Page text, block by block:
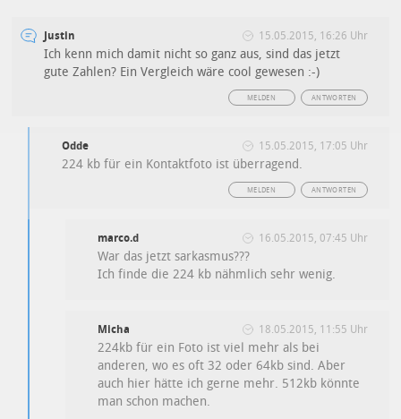
Justin 15.05.2015, 16:26 Uhr
Ich kenn mich damit nicht so ganz aus, sind das jetzt
gute Zahlen? Ein Vergleich wäre cool gewesen :-)
ANTWORTEN
MELDEN
Odde 15.05.2015, 17:05 Uhr
224 kb für ein Kontaktfoto ist überragend.
ANTWORTEN
MELDEN
marco.d 16.05.2015, 07:45 Uhr
War das jetzt sarkasmus???
Ich finde die 224 kb nähmlich sehr wenig.
Micha 18.05.2015, 11:55 Uhr
224kb für ein Foto ist viel mehr als bei
anderen, wo es oft 32 oder 64kb sind. Aber
auch hier hätte ich gerne mehr. 512kb könnte
man schon machen.